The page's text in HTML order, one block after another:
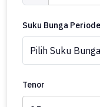
Suku Bunga
Tenor